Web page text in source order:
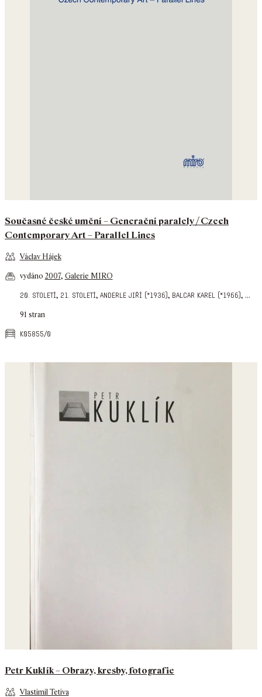
Současné české umění – Generační paralely / Czech
Contemporary Art – Parallel Lines
Václav Hájek
vydáno 2007, Galerie MIRO
20. století, 21. století, anderle jiří (*1936), balcar karel (*1966), ...
91 stran
k05855/0
Petr Kuklík – Obrazy, kresby, fotografie
Vlastimil Tetiva